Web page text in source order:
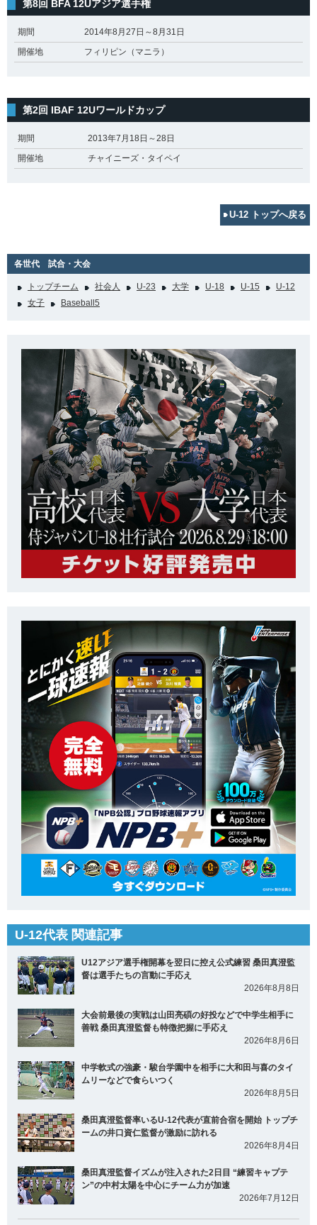
第8回 BFA 12Uアジア選手権
期間
2014年8月27日～8月31日
開催地
フィリピン（マニラ）
第2回 IBAF 12Uワールドカップ
期間
2013年7月18日～28日
開催地
チャイニーズ・タイペイ
U-12 トップへ戻る
各世代 試合・大会
トップチーム 社会人 U-23 大学 U-18 U-15
U-12
女子
Baseball5
U-12代表 関連記事
U12アジア選手権開幕を翌日に控え公式練習 桑田真澄監
督は選手たちの言動に手応え
2026年8月8日
大会前最後の実戦は山田亮碩の好投などで中学生相手に
善戦 桑田真澄監督も特徴把握に手応え
2026年8月6日
中学軟式の強豪・駿台学園中を相手に大和田与喜のタイ
ムリーなどで食らいつく
2026年8月5日
桑田真澄監督率いるU-12代表が直前合宿を開始 トップチ
ームの井口資仁監督が激励に訪れる
2026年8月4日
桑田真澄監督イズムが注入された2日目 “練習キャプテ
ン”の中村太陽を中心にチーム力が加速
2026年7月12日